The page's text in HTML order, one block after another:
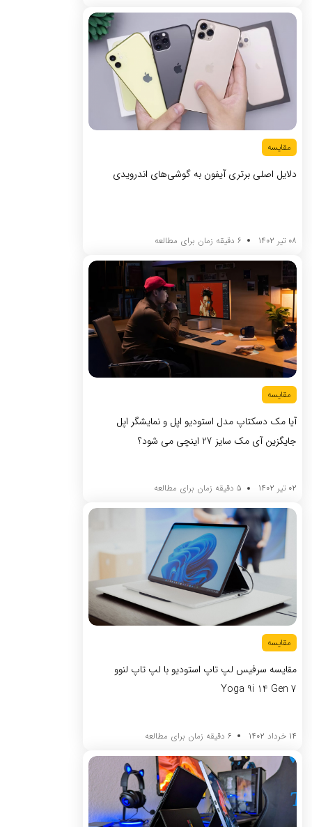
مقایسه
دلایل اصلی برتری آیفون به گوشی‌های اندرویدی
08 تیر 1402 6 دقیقه زمان برای مطالعه
مقایسه
آیا مک دسکتاپ مدل استودیو اپل و نمایشگر اپل
جایگزین آی مک سایز 27 اینچی می شود؟
02 تیر 1402 5 دقیقه زمان برای مطالعه
مقایسه
مقایسه سرفیس لپ تاپ استودیو با لپ تاپ لنوو
Yoga 9i 14 Gen 7
14 خرداد 1402 6 دقیقه زمان برای مطالعه